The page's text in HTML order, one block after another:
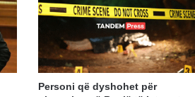
Personi që dyshohet për